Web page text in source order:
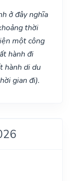
ở đây nghĩa
thời
một công
hành đi
hành di du
gian đi).